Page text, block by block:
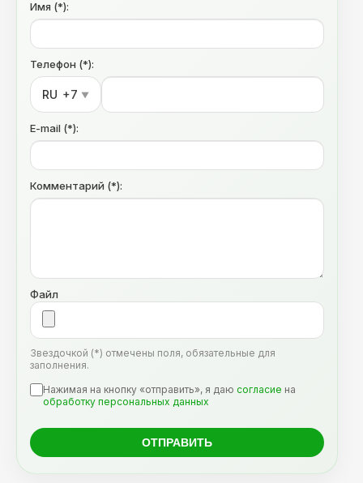
Имя (*):
Телефон (*):
RU +7 ▼
E-mail (*):
Комментарий (*):
Файл
Звездочкой (*) отмечены поля, обязательные для
заполнения.
Нажимая на кнопку «отправить», я даю согласие на
обработку персональных данных